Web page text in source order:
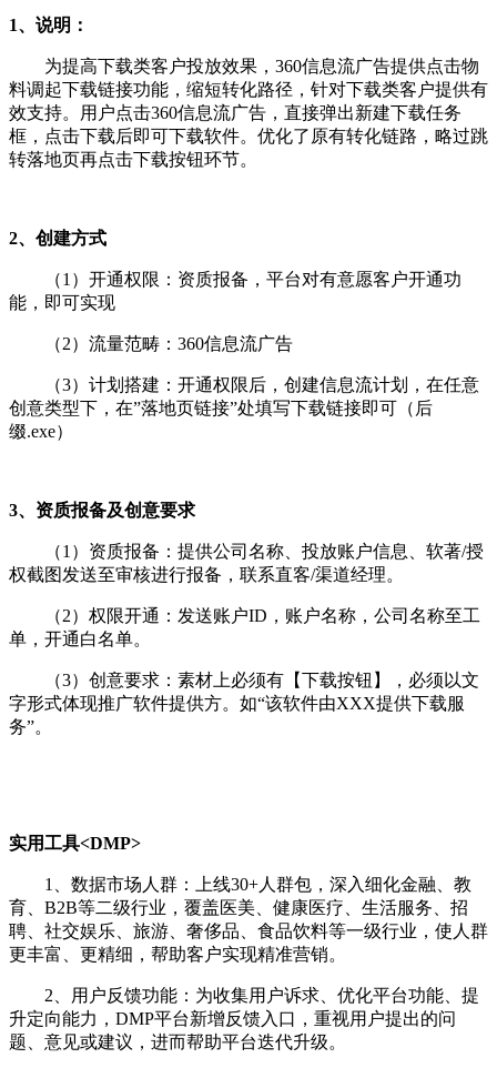
1、说明：
为提高下载类客户投放效果，360信息流广告提供点击物
料调起下载链接功能，缩短转化路径，针对下载类客户提供有
效支持。用户点击360信息流广告，直接弹出新建下载任务
框，点击下载后即可下载软件。优化了原有转化链路，略过跳
转落地页再点击下载按钮环节。
2、创建方式
（1）开通权限：资质报备，平台对有意愿客户开通功
能，即可实现
（2）流量范畴：360信息流广告
（3）计划搭建：开通权限后，创建信息流计划，在任意
创意类型下，在”落地页链接”处填写下载链接即可（后
缀.exe）
3、资质报备及创意要求
（1）资质报备：提供公司名称、投放账户信息、软著/授
权截图发送至审核进行报备，联系直客/渠道经理。
（2）权限开通：发送账户ID，账户名称，公司名称至工
单，开通白名单。
（3）创意要求：素材上必须有【下载按钮】，必须以文
字形式体现推广软件提供方。如“该软件由XXX提供下载服
务”。
实用工具<DMP>
1、数据市场人群：上线30+人群包，深入细化金融、教
育、B2B等二级行业，覆盖医美、健康医疗、生活服务、招
聘、社交娱乐、旅游、奢侈品、食品饮料等一级行业，使人群
更丰富、更精细，帮助客户实现精准营销。
2、用户反馈功能：为收集用户诉求、优化平台功能、提
升定向能力，DMP平台新增反馈入口，重视用户提出的问
题、意见或建议，进而帮助平台迭代升级。